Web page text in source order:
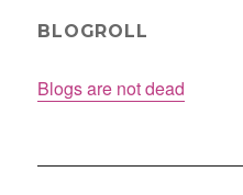
BLOGROLL
Blogs are not dead